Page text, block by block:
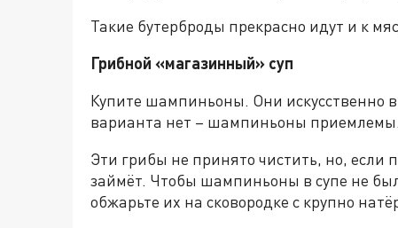
Такие бутерброды прекрасно идут и к
Грибной «магазинный» суп
Купите шампиньоны. Они искусственно
варианта нет – шампиньоны
Эти грибы не принято чистить, но, если
займёт. Чтобы шампиньоны в супе не
обжарьте их на сковородке с крупно